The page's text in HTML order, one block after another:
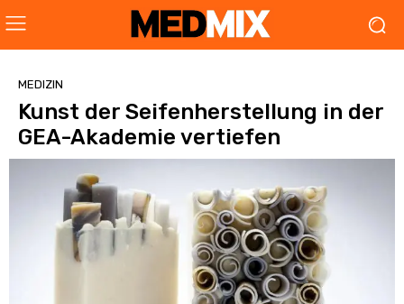
MEDIZIN
Kunst der Seifenherstellung in der
GEA-Akademie vertiefen